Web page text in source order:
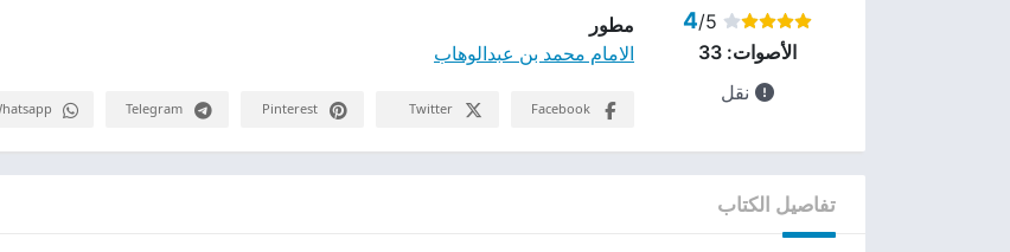
4/5
الأصوات:33
نقل
مطور
الامام محمد بن عبدالوهاب
Facebook
Twitter
Pinterest
Telegram
تفاصيل الكتاب